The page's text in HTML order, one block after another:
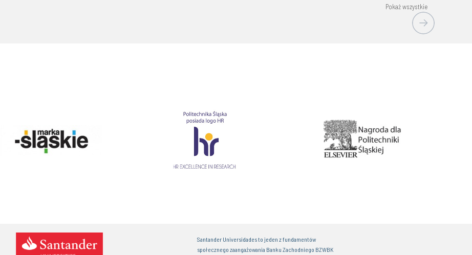
Pokaż wszystkie
Santander Universidades to jeden z fundamentów
społecznego zaangażowania Banku Zachodniego BZWBK